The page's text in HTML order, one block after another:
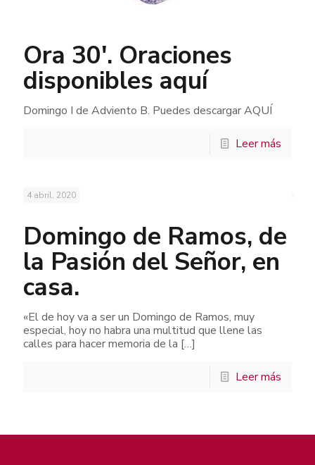
Ora 30′. Oraciones
disponibles aquí
Domingo I de Adviento B. Puedes descargar AQUÍ
Leer más
4 abril, 2020
Domingo de Ramos, de
la Pasión del Señor, en
casa.
«El de hoy va a ser un Domingo de Ramos, muy
especial, hoy no habra una multitud que llene las
calles para hacer memoria de la […]
Leer más